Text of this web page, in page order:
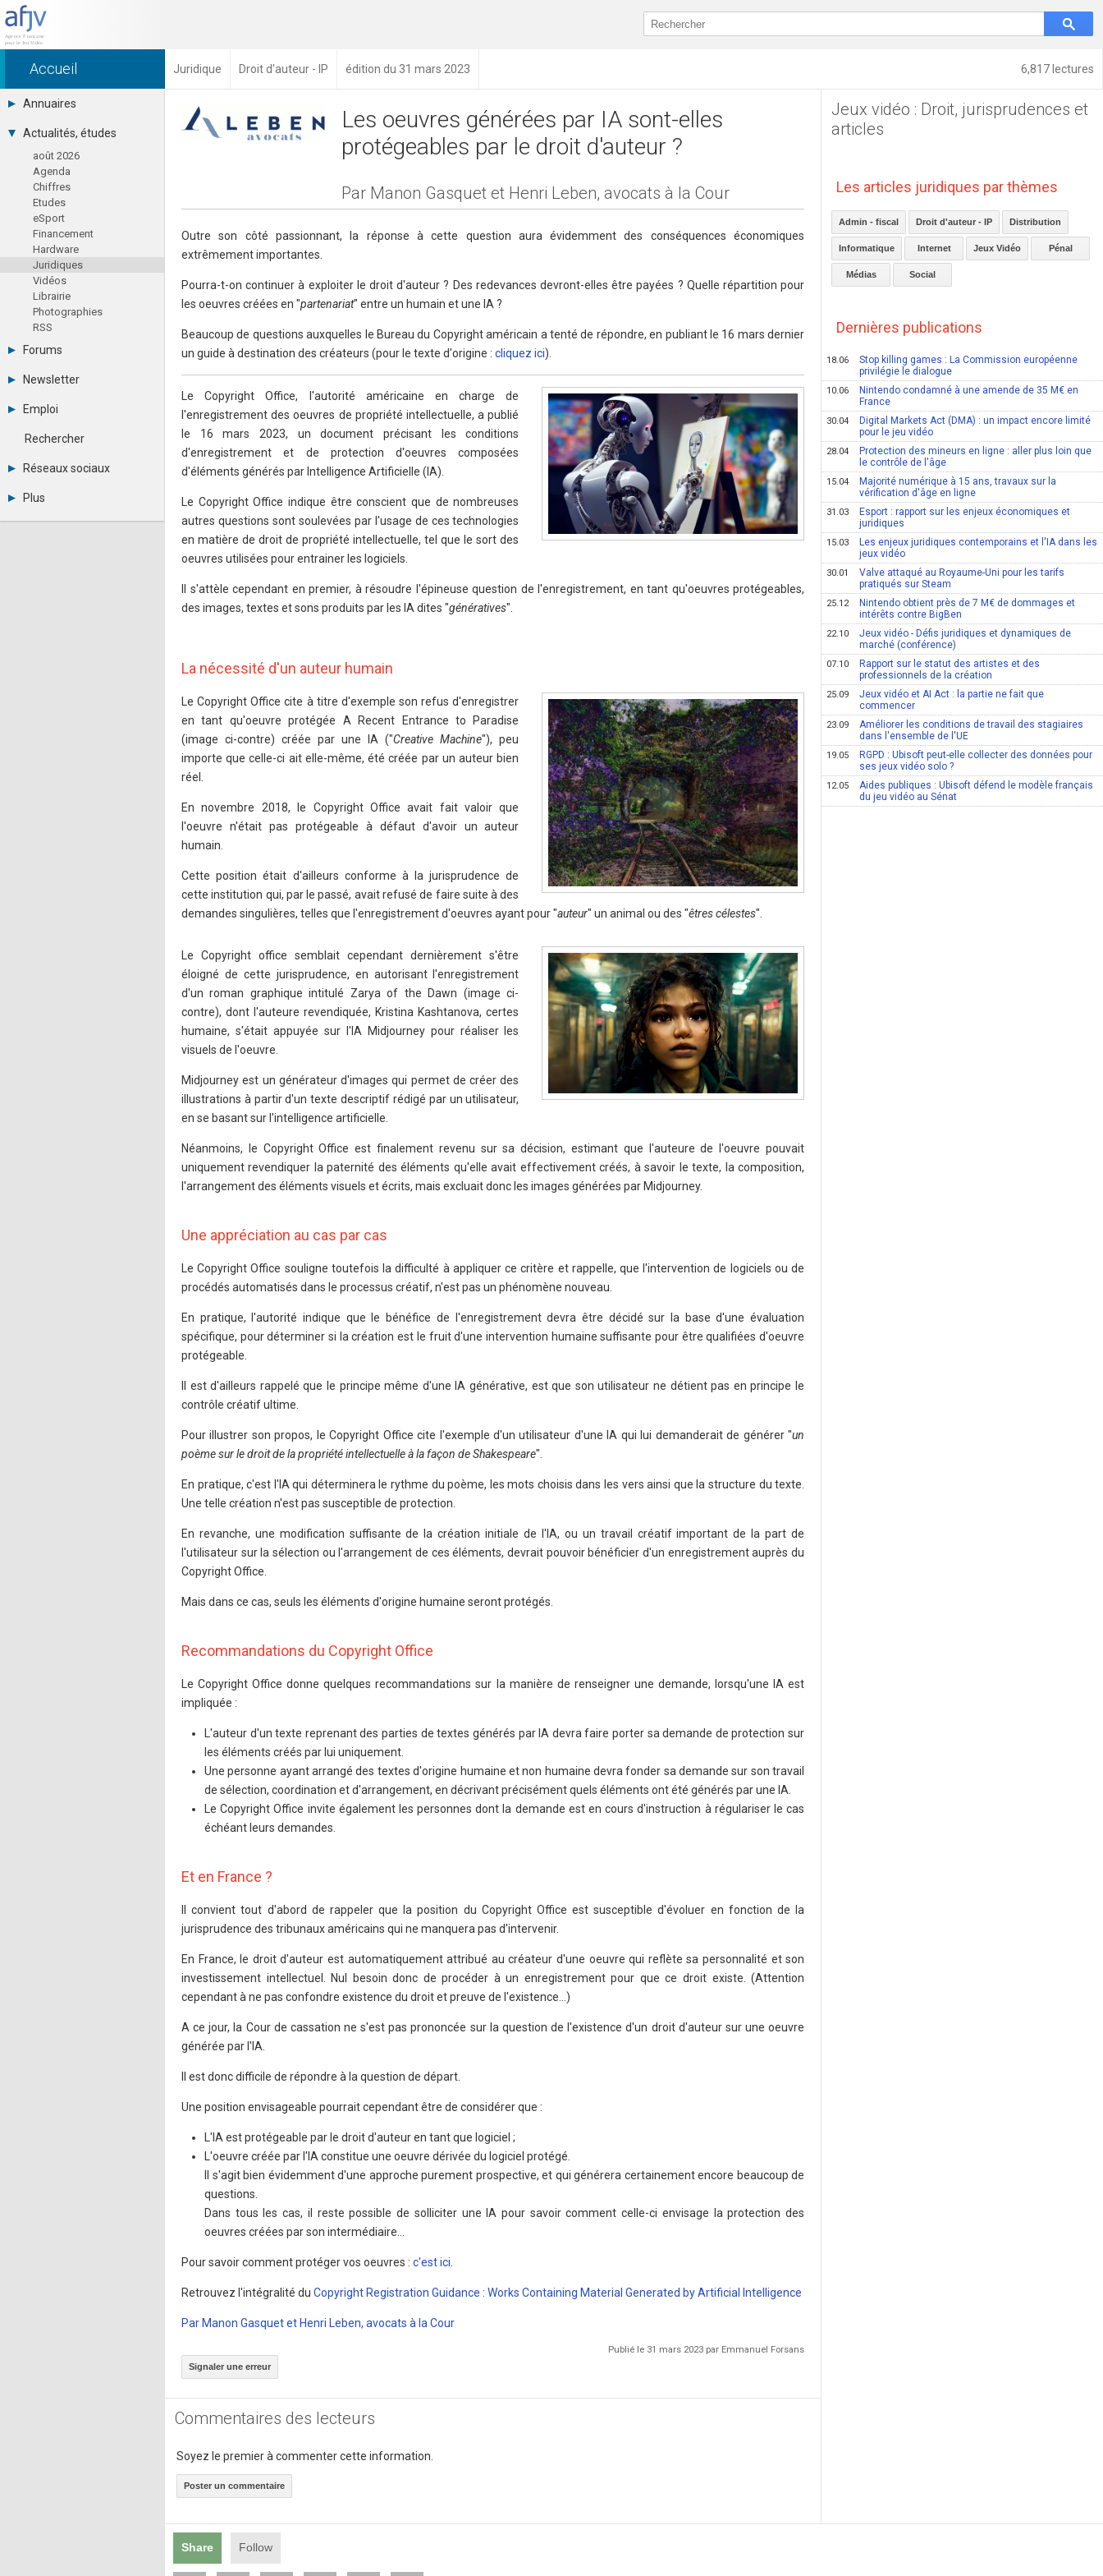
6,817 lectures
Accueil Juridique Droit d'auteur - IP édition du 31 mars 2023
Annuaires
Toutes les sociétés (691)
Studios (418)
Editeurs (49)
Distributeurs (16)
Hard. / Accessoires (10)
Middlewares (15)
Prestataires (99)
Assoc. / Syndicats (21)
Formations / Ecoles (46)
Presse spécialisée (17)
Actualités, études
août 2026
Agenda
Chiffres
Etudes
eSport
Financement
Hardware
Juridiques
Vidéos
Librairie
Photographies
RSS
Forums
Tous les forums
Se connecter
Messages privés
Contacter un modérateur
Newsletter
Archives
Abonnement
Emploi
Consulter les annonces
Observatoire de l'emploi
Rechercher
Réseaux sociaux
LinkedIn
Plus
Annonceurs
Les oeuvres générées par IA sont-elles
protégeables par le droit d'auteur ?
Par Manon Gasquet et Henri Leben, avocats à la Cour
Outre son côté passionnant, la réponse à cette question aura évidemment des conséquences économiques
extrêmement importantes.
Pourra-t-on continuer à exploiter le droit d'auteur ? Des redevances devront-elles être payées ? Quelle répartition pour
les oeuvres créées en "partenariat" entre un humain et une IA ?
Beaucoup de questions auxquelles le Bureau du Copyright américain a tenté de répondre, en publiant le 16 mars dernier
un guide à destination des créateurs (pour le texte d'origine : cliquez ici).
Le Copyright Office, l'autorité américaine en charge de
l'enregistrement des oeuvres de propriété intellectuelle, a publié
le 16 mars 2023, un document précisant les conditions
d'enregistrement et de protection d'oeuvres composées
d'éléments générés par Intelligence Artificielle (IA).
Le Copyright Office indique être conscient que de nombreuses
autres questions sont soulevées par l'usage de ces technologies
en matière de droit de propriété intellectuelle, tel que le sort des
oeuvres utilisées pour entrainer les logiciels.
Il s'attèle cependant en premier, à résoudre l'épineuse question de l'enregistrement, en tant qu'oeuvres protégeables,
des images, textes et sons produits par les IA dites "génératives".
La nécessité d'un auteur humain
Le Copyright Office cite à titre d'exemple son refus d'enregistrer
en tant qu'oeuvre protégée A Recent Entrance to Paradise
(image ci-contre) créée par une IA ("Creative Machine"), peu
importe que celle-ci ait elle-même, été créée par un auteur bien
réel.
En novembre 2018, le Copyright Office avait fait valoir que
l'oeuvre n'était pas protégeable à défaut d'avoir un auteur
humain.
Cette position était d'ailleurs conforme à la jurisprudence de
cette institution qui, par le passé, avait refusé de faire suite à des
demandes singulières, telles que l'enregistrement d'oeuvres ayant pour "auteur" un animal ou des "êtres célestes".
Le Copyright office semblait cependant dernièrement s'être
éloigné de cette jurisprudence, en autorisant l'enregistrement
d'un roman graphique intitulé Zarya of the Dawn (image ci-
contre), dont l'auteure revendiquée, Kristina Kashtanova, certes
humaine, s'était appuyée sur l'IA Midjourney pour réaliser les
visuels de l'oeuvre.
Midjourney est un générateur d'images qui permet de créer des
illustrations à partir d'un texte descriptif rédigé par un utilisateur,
en se basant sur l'intelligence artificielle.
Néanmoins, le Copyright Office est finalement revenu sur sa décision, estimant que l'auteure de l'oeuvre pouvait
uniquement revendiquer la paternité des éléments qu'elle avait effectivement créés, à savoir le texte, la composition,
l'arrangement des éléments visuels et écrits, mais excluait donc les images générées par Midjourney.
Une appréciation au cas par cas
Le Copyright Office souligne toutefois la difficulté à appliquer ce critère et rappelle, que l'intervention de logiciels ou de
procédés automatisés dans le processus créatif, n'est pas un phénomène nouveau.
En pratique, l'autorité indique que le bénéfice de l'enregistrement devra être décidé sur la base d'une évaluation
spécifique, pour déterminer si la création est le fruit d'une intervention humaine suffisante pour être qualifiées d'oeuvre
protégeable.
Il est d'ailleurs rappelé que le principe même d'une IA générative, est que son utilisateur ne détient pas en principe le
contrôle créatif ultime.
Pour illustrer son propos, le Copyright Office cite l'exemple d'un utilisateur d'une IA qui lui demanderait de générer "un
poème sur le droit de la propriété intellectuelle à la façon de Shakespeare".
En pratique, c'est l'IA qui déterminera le rythme du poème, les mots choisis dans les vers ainsi que la structure du texte.
Une telle création n'est pas susceptible de protection.
En revanche, une modification suffisante de la création initiale de l'IA, ou un travail créatif important de la part de
l'utilisateur sur la sélection ou l'arrangement de ces éléments, devrait pouvoir bénéficier d'un enregistrement auprès du
Copyright Office.
Mais dans ce cas, seuls les éléments d'origine humaine seront protégés.
Recommandations du Copyright Office
Le Copyright Office donne quelques recommandations sur la manière de renseigner une demande, lorsqu'une IA est
impliquée :
L'auteur d'un texte reprenant des parties de textes générés par IA devra faire porter sa demande de protection sur
les éléments créés par lui uniquement.
Une personne ayant arrangé des textes d'origine humaine et non humaine devra fonder sa demande sur son travail
de sélection, coordination et d'arrangement, en décrivant précisément quels éléments ont été générés par une IA.
Le Copyright Office invite également les personnes dont la demande est en cours d'instruction à régulariser le cas
échéant leurs demandes.
Et en France ?
Il convient tout d'abord de rappeler que la position du Copyright Office est susceptible d'évoluer en fonction de la
jurisprudence des tribunaux américains qui ne manquera pas d'intervenir.
En France, le droit d'auteur est automatiquement attribué au créateur d'une oeuvre qui reflète sa personnalité et son
investissement intellectuel. Nul besoin donc de procéder à un enregistrement pour que ce droit existe. (Attention
cependant à ne pas confondre existence du droit et preuve de l'existence…)
A ce jour, la Cour de cassation ne s'est pas prononcée sur la question de l'existence d'un droit d'auteur sur une oeuvre
générée par l'IA.
Il est donc difficile de répondre à la question de départ.
Une position envisageable pourrait cependant être de considérer que :
L'IA est protégeable par le droit d'auteur en tant que logiciel ;
L'oeuvre créée par l'IA constitue une oeuvre dérivée du logiciel protégé.
Il s'agit bien évidemment d'une approche purement prospective, et qui générera certainement encore beaucoup de
questions.
Dans tous les cas, il reste possible de solliciter une IA pour savoir comment celle-ci envisage la protection des
oeuvres créées par son intermédiaire…
Pour savoir comment protéger vos oeuvres : c'est ici
Retrouvez l'intégralité du Copyright Registration Guidance : Works Containing Material Generated by Artificial Intelligence
Par Manon Gasquet et Henri Leben, avocats à la Cour
Publié le 31 mars 2023 par Emmanuel Forsans
Signaler une erreur
Commentaires des lecteurs
Soyez le premier à commenter cette information.
Poster un commentaire
Jeux vidéo : Droit, jurisprudences et
articles
Les articles juridiques par thèmes
Admin - fiscal Droit d'auteur - IP Distribution
Informatique Internet Jeux Vidéo Pénal
Médias Social
Dernières publications
18.06
Stop killing games : La Commission européenne
privilégie le dialogue
10.06
Nintendo condamné à une amende de 35 M€ en
France
30.04
Digital Markets Act (DMA) : un impact encore limité
pour le jeu vidéo
28.04
Protection des mineurs en ligne : aller plus loin que
le contrôle de l'âge
15.04
Majorité numérique à 15 ans, travaux sur la
vérification d'âge en ligne
31.03
Esport : rapport sur les enjeux économiques et
juridiques
15.03
Les enjeux juridiques contemporains et l'IA dans les
jeux vidéo
30.01
Valve attaqué au Royaume-Uni pour les tarifs
pratiqués sur Steam
25.12
Nintendo obtient près de 7 M€ de dommages et
intérêts contre BigBen
22.10
Jeux vidéo - Défis juridiques et dynamiques de
marché (conférence)
07.10
Rapport sur le statut des artistes et des
professionnels de la création
25.09
Jeux vidéo et AI Act : la partie ne fait que
commencer
23.09
Améliorer les conditions de travail des stagiaires
dans l'ensemble de l'UE
19.05
RGPD : Ubisoft peut-elle collecter des données pour
ses jeux vidéo solo ?
12.05
Aides publiques : Ubisoft défend le modèle français
du jeu vidéo au Sénat
Share Follow